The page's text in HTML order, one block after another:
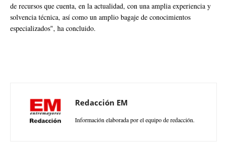
de recursos que cuenta, en la actualidad, con una amplia experiencia y
solvencia técnica, así como un amplio bagaje de conocimientos
especializados", ha concluido.
Redacción EM
Información elaborada por el equipo de redacción.